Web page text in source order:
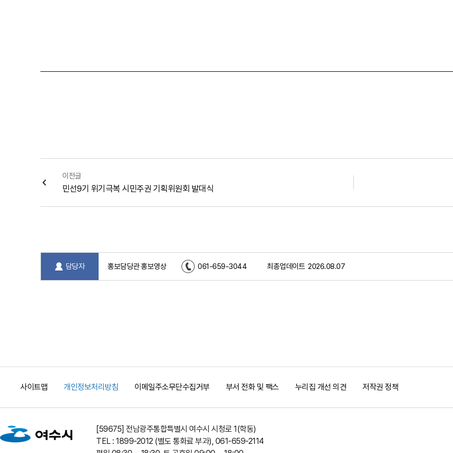
이전글
민선9기 위기극복 시민주권 기획위원회 발대식
담당자 홍보담당관 홍보영상 061-659-3044 최종업데이트 2026.08.07
사이트맵 개인정보처리방침 이메일주소무단수집거부 부서 전화 및 팩스 누리집 개선 의견 저작권 정책
[59675] 전남광주통합특별시 여수시 시청로 1(학동)
TEL : 1899-2012 (별도 통화료 부과), 061-659-2114